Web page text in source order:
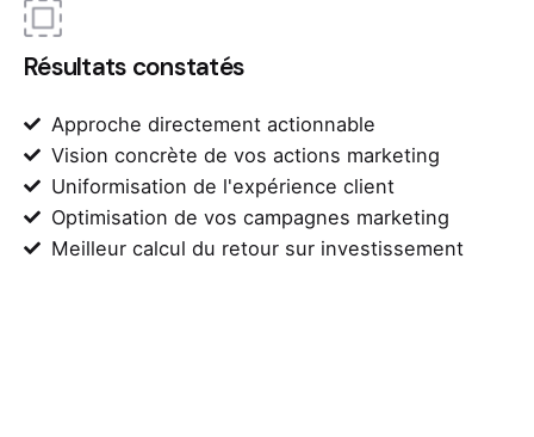
Résultats constatés
Approche directement actionnable
Vision concrète de vos actions marketing
Uniformisation de l'expérience client
Optimisation de vos campagnes marketing
Meilleur calcul du retour sur investissement